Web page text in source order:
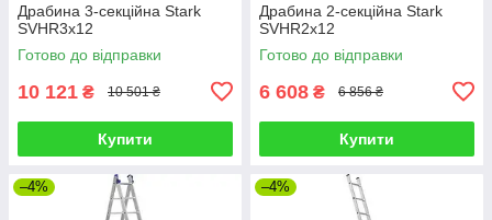
Драбина 3-секційна Stark
SVHR3x12
Готово до відправки
10 121 ₴ 10 501 ₴
Купити
Драбина 2-секційна Stark
SVHR2x12
Готово до відправки
6 608 ₴ 6 856 ₴
Купити
–4% –4%